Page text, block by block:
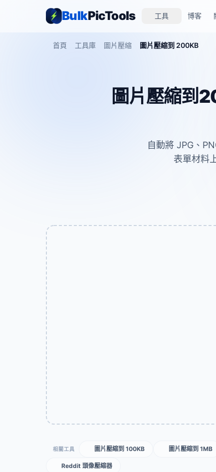
BulkPicTools 工具 博客
首頁 工具庫 圖片壓縮 圖片壓縮到 200KB
圖片壓縮到
自動將 JPG、
表單材料
相關工具 圖片壓縮到 100KB 圖片壓縮到 1MB
Reddit 頭像壓縮器